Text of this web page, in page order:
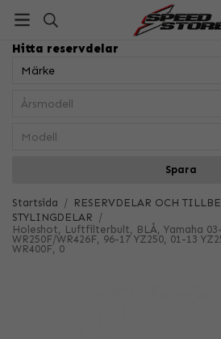
Hitta reservdelar
Spara
Startsida / RESERVDELAR OCH
STYLINGDELAR /
Holeshot, Luftfilterbult, BLÅ, Yamaha 03-
WR250F/WR426F, 96-17 YZ250, 01-13
WR400F, 0